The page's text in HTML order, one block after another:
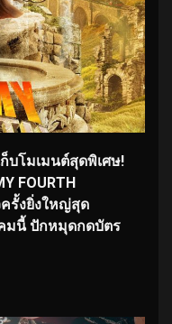
บโมเมนต์สุดพิเศษ!
FOURTH
ครั้งยิ่งใหญ่สุด
มนี้ ปักหมุดกดบัตร